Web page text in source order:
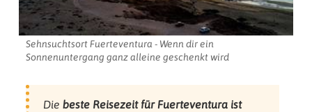
Sehnsuchtsort Fuerteventura - Wenn dir ein
Sonnenuntergang ganz alleine geschenkt wird
Die beste Reisezeit für Fuerteventura ist